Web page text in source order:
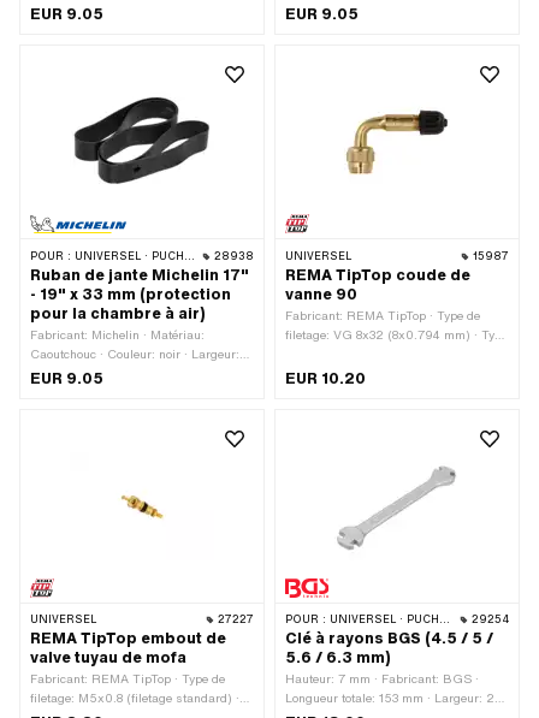
· Couleur: noir · Largeur: 25 mm ·
EUR 9.05
Caoutchouc · Couleur: noir · Taille des
EUR 9.05
POUR : UNIVERSEL · PUCH · SACHS · PONY / CILO (BÊTA 521 & 512) · PIAGGIO · ZÜNDAPP BELMONDO · BYE BIKE 28938
Ruban de jante Michelin 17"
- 19" x 33 mm (protection
pour la chambre à air)
Fabricant: Michelin · Matériau:
Caoutchouc · Couleur: noir · Largeur:
33 mm · Taille des roues: 17 - 19 "
EUR 9.05
UNIVERSEL 15987
REMA TipTop coude de
vanne 90
Fabricant: REMA TipTop · Type de
filetage: VG 8x32 (8x0.794 mm) · Type
voiture normale)
EUR 10.20
UNIVERSEL 27227
REMA TipTop embout de
valve tuyau de mofa
Fabricant: REMA TipTop · Type de
filetage: M5x0.8 (filetage standard) ·
POUR : UNIVERSEL · PUCH · SACHS · PIAGGIO · ZÜNDAPP BELMONDO · SOLEX · TOMOS · BYE BIKE · ALPA CHOPPER / TURBO · CILO · DKW · FANTIC · GARELLI · HONDA · HERCULES · ILO / JLO · KREIDLER · MALAGUTI · MBK / MOTOBÉCANE · MIELE · --- S'IL VOUS PLAÎT UTILISER --- · MONARK · PEUGEOT · VICTORIA · YAMAHA · ZÜNDAPP · FRANCO MORINI 29254
Clé à rayons BGS (4.5 / 5 /
5.6 / 6.3 mm)
Hauteur: 7 mm · Fabricant: BGS ·
Longueur totale: 153 mm · Largeur: 27